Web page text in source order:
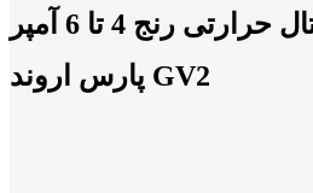
اطلاعات رله بیمتال حرارتی رنج 4 تا 6 آمپر
پارس اروند GV2